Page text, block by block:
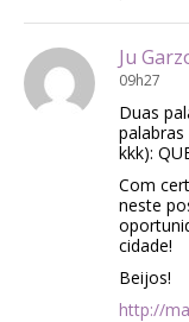
Ju
09h27
Duas
kkk):
Com
neste
cidade!
Beijos!
http://